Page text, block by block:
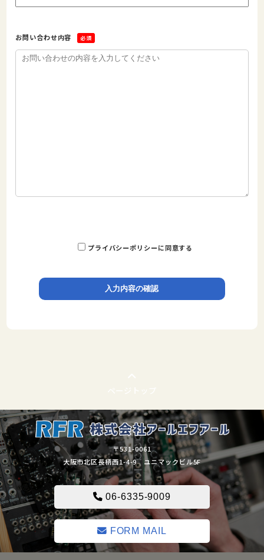
お問い合わせ内容 必須
プライバシーポリシーに同意する
〒531-0061
大阪市北区長柄西1-4-9 ユニマックビル5F
06-6335-9009
FORM MAIL